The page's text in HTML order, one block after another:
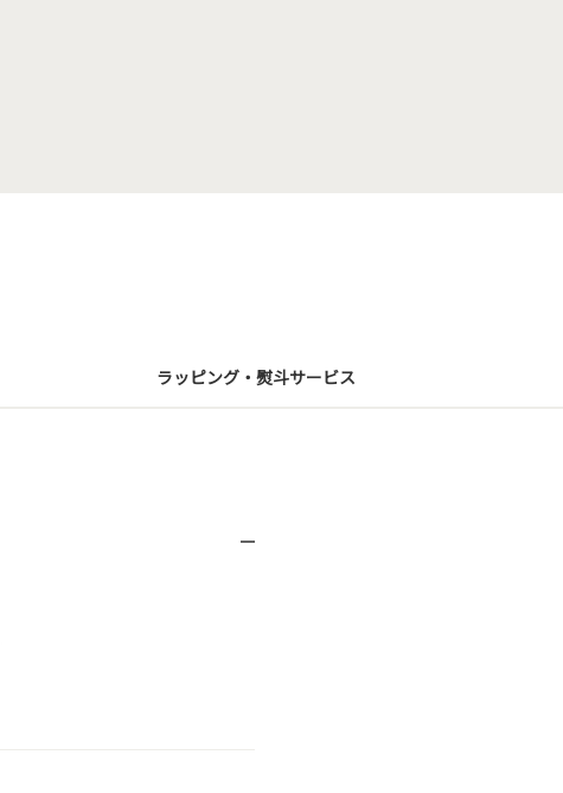
ラッピング・熨斗サービス